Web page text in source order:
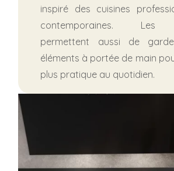
inspiré des cuisines
contemporaines. Les
permettent aussi de
éléments à portée de main
plus pratique au quotidien.